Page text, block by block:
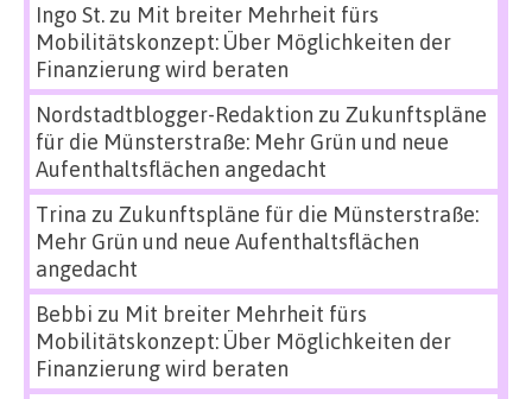
Ingo St.zu Mit breiter Mehrheit fürs
Mobilitätskonzept: Über Möglichkeiten der
Finanzierung wird beraten
Nordstadtblogger-Redaktion zu Zukunftspläne
für die Münsterstraße: Mehr Grün und neue
Aufenthaltsflächen angedacht
Trina zu Zukunftspläne für die Münsterstraße:
Mehr Grün und neue Aufenthaltsflächen
angedacht
Bebbi zu Mit breiter Mehrheit fürs
Mobilitätskonzept: Über Möglichkeiten der
Finanzierung wird beraten